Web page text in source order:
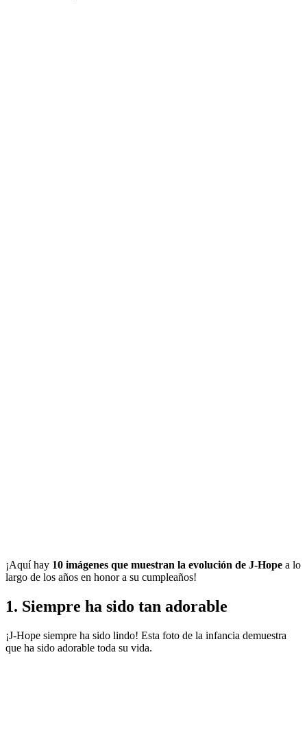
¡Aquí hay 10 imágenes que muestran la evolución de J-Hope a lo
largo de los años en honor a su cumpleaños!
1. Siempre ha sido tan adorable
¡J-Hope siempre ha sido lindo! Esta foto de la infancia demuestra
que ha sido adorable toda su vida.